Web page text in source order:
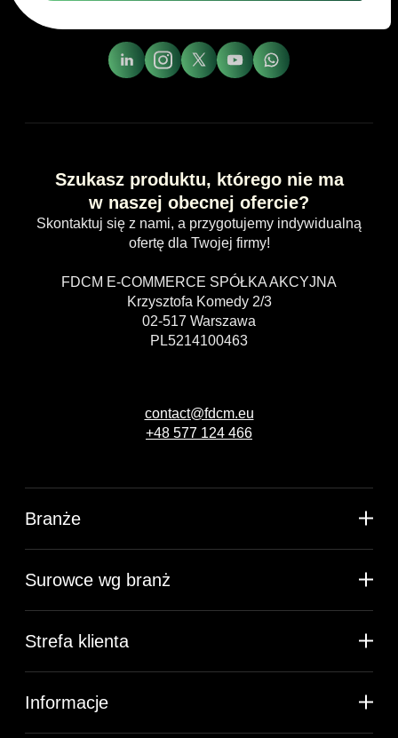
Szukasz produktu, którego nie ma
w naszej obecnej ofercie?
Skontaktuj się z nami, a przygotujemy indywidualną
ofertę dla Twojej firmy!
FDCM E-COMMERCE SPÓŁKA AKCYJNA
Krzysztofa Komedy 2/3
02-517 Warszawa
PL5214100463
contact@fdcm.eu
+48 577 124 466
Branże
Surowce wg branż
Strefa klienta
Informacje